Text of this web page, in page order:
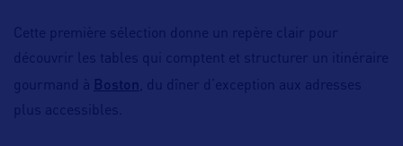
Cette première sélection donne un repère clair pour
découvrir les tables qui comptent et structurer un itinéraire
gourmand à Boston
, du dîner d’exception aux adresses
plus accessibles.